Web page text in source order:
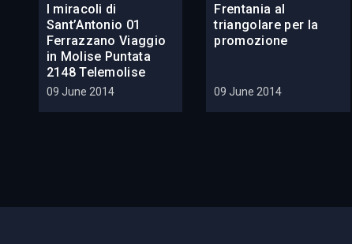
I miracoli di
Sant’Antonio 01
Ferrazzano Viaggio
in Molise Puntata
2148 Telemolise
09 June 2014
Frentania al
triangolare per la
promozione
09 June 2014